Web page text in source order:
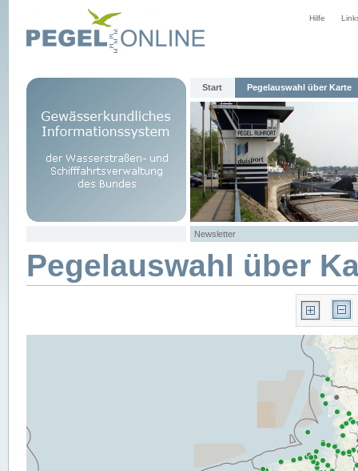
Hilfe
Start Pegelauswahl über Karte
Newsletter
Pegelauswahl über